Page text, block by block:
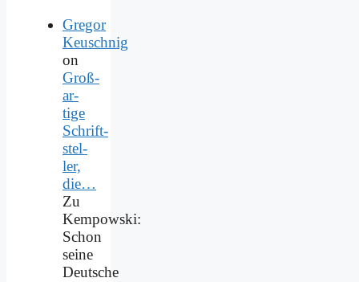
Gregor
Keuschnig
on
Groß­
ar­
ti­ge
Schrift­
stel­
ler,
die…
Zu
Kempowski:
Schon
seine
Deutsche